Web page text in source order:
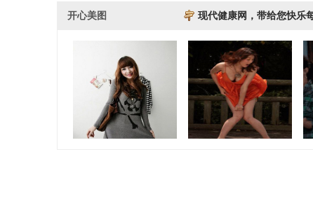
开心美图 现代健康网，带给您快乐